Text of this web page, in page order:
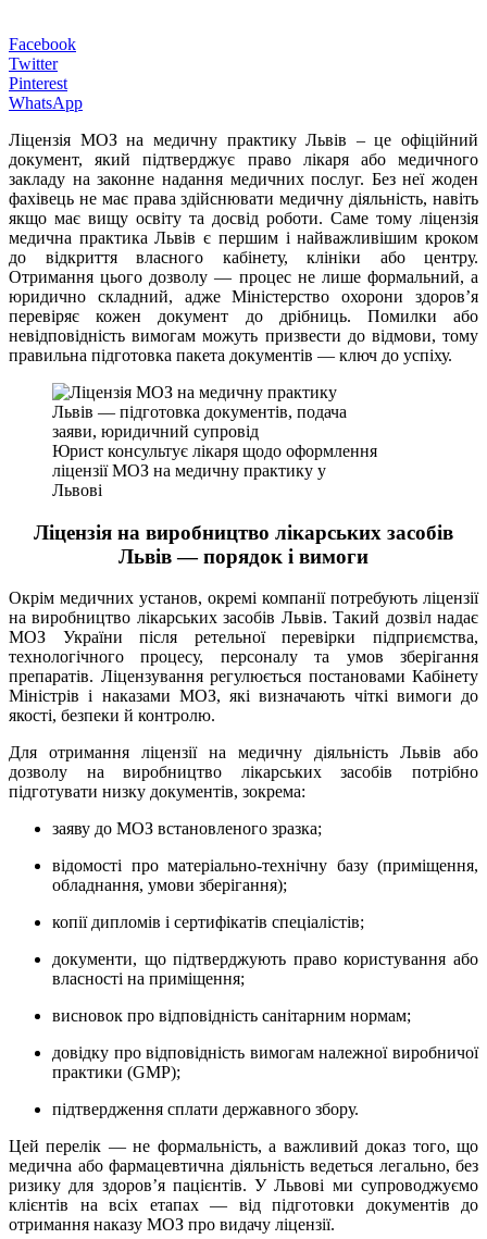
Facebook
Twitter
Pinterest
WhatsApp
Ліцензія МОЗ на медичну практику Львів – це офіційний
документ, який підтверджує право лікаря або медичного
закладу на законне надання медичних послуг. Без неї жоден
фахівець не має права здійснювати медичну діяльність, навіть
якщо має вищу освіту та досвід роботи. Саме тому ліцензія
медична практика Львів є першим і найважливішим кроком
до відкриття власного кабінету, клініки або центру.
Отримання цього дозволу — процес не лише формальний, а
юридично складний, адже Міністерство охорони здоров’я
перевіряє кожен документ до дрібниць. Помилки або
невідповідність вимогам можуть призвести до відмови, тому
правильна підготовка пакета документів — ключ до успіху.
Юрист консультує лікаря щодо оформлення
ліцензії МОЗ на медичну практику у
Львові
Ліцензія на виробництво лікарських засобів
Львів — порядок і вимоги
Окрім медичних установ, окремі компанії потребують ліцензії
на виробництво лікарських засобів Львів. Такий дозвіл надає
МОЗ України після ретельної перевірки підприємства,
технологічного процесу, персоналу та умов зберігання
препаратів. Ліцензування регулюється постановами Кабінету
Міністрів і наказами МОЗ, які визначають чіткі вимоги до
якості, безпеки й контролю.
Для отримання ліцензії на медичну діяльність Львів або
дозволу на виробництво лікарських засобів потрібно
підготувати низку документів, зокрема:
заяву до МОЗ встановленого зразка;
відомості про матеріально-технічну базу (приміщення,
обладнання, умови зберігання);
копії дипломів і сертифікатів спеціалістів;
документи, що підтверджують право користування або
власності на приміщення;
висновок про відповідність санітарним нормам;
довідку про відповідність вимогам належної виробничої
практики (GMP);
підтвердження сплати державного збору.
Цей перелік — не формальність, а важливий доказ того, що
медична або фармацевтична діяльність ведеться легально, без
ризику для здоров’я пацієнтів. У Львові ми супроводжуємо
клієнтів на всіх етапах — від підготовки документів до
отримання наказу МОЗ про видачу ліцензії.